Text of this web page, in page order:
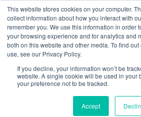
This website stores cookies on your computer.
collect information about how you interact with
remember you. We use this information in order
your browsing experience and for analytics and
both on this website and other media. To find
use, see our Privacy Policy.
If you decline, your information won’t be
website. A single cookie will be used in your
your preference not to be tracked.
Accept
Aller
au
contenu
principal
01 84 20 18 48
Spécialiste de la
de la Formation
à Paris La Défense